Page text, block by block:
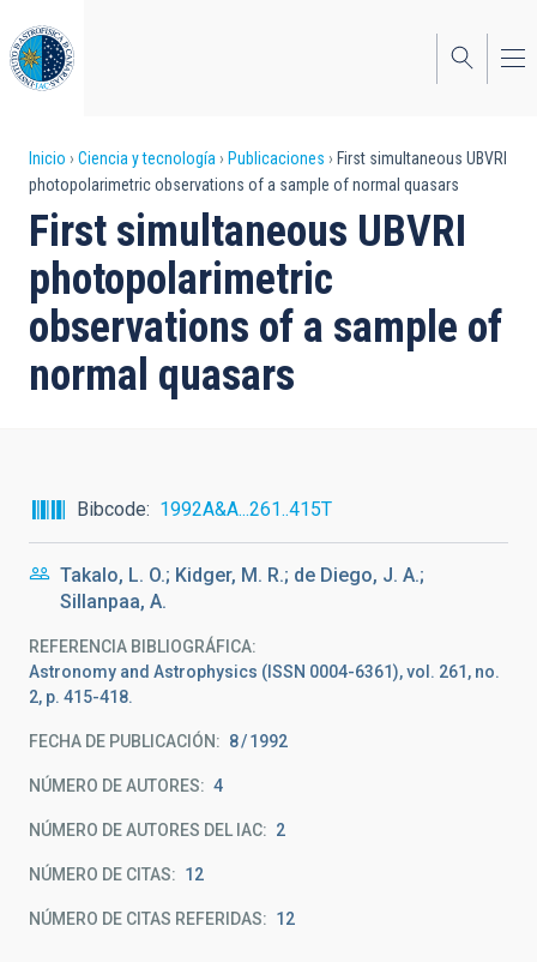
al
contenido
principal
Sobrescribir
enlaces
de
ayuda
a
la
Inicio Ciencia y tecnología Publicaciones
First simultaneous UBVRI
photopolarimetric observations of a sample of normal quasars
First simultaneous UBVRI
photopolarimetric
observations of a sample of
normal quasars
Bibcode 1992A&A...261..415T
Takalo, L. O.; Kidger, M. R.; de Diego, J. A.;
Sillanpaa, A.
REFERENCIA BIBLIOGRÁFICA
Astronomy and Astrophysics (ISSN 0004-6361), vol. 261, no.
2, p. 415-418.
FECHA DE PUBLICACIÓN: 8 1992
NÚMERO DE AUTORES 4
NÚMERO DE AUTORES DEL IAC 2
NÚMERO DE CITAS 12
NÚMERO DE CITAS REFERIDAS 12